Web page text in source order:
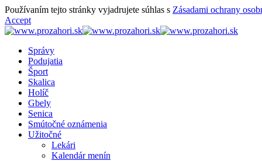
Používaním tejto stránky vyjadrujete súhlas s Zásadami ochrany
Accept
Správy
Podujatia
Šport
Skalica
Holíč
Gbely
Senica
Smútočné oznámenia
Užitočné
Lekári
Kalendár menín